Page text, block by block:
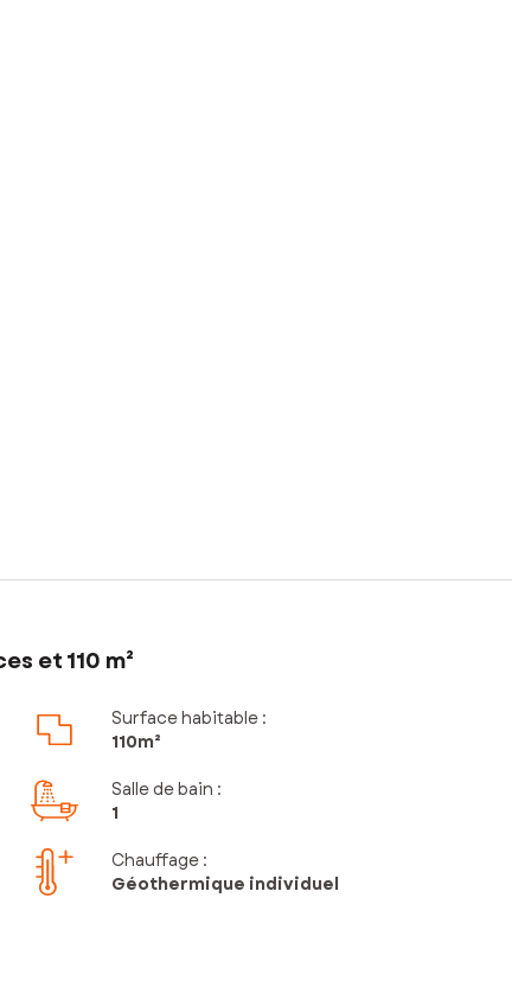
et 110 m²
Surface habitable :
110m²
Salle de bain :
1
Chauffage :
Géothermique individuel